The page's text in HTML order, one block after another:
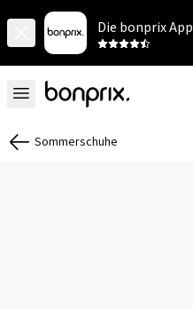
Die bonprix App
Sommerschuhe